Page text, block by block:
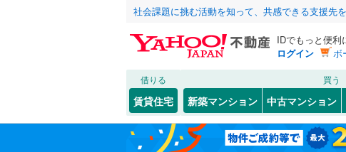
社会課題に挑む活動を知って、共感できる支援先
IDでもっと便利
ログイン
ボ
借りる
賃貸住宅
買う
新築マンション 中古マンション
北海道 北海道
東北 青森
JR 函館本線(0)
石勝線(0)
根室本線(0)
こだわり条件 リフォーム、リノ
リノベーショ
（9）